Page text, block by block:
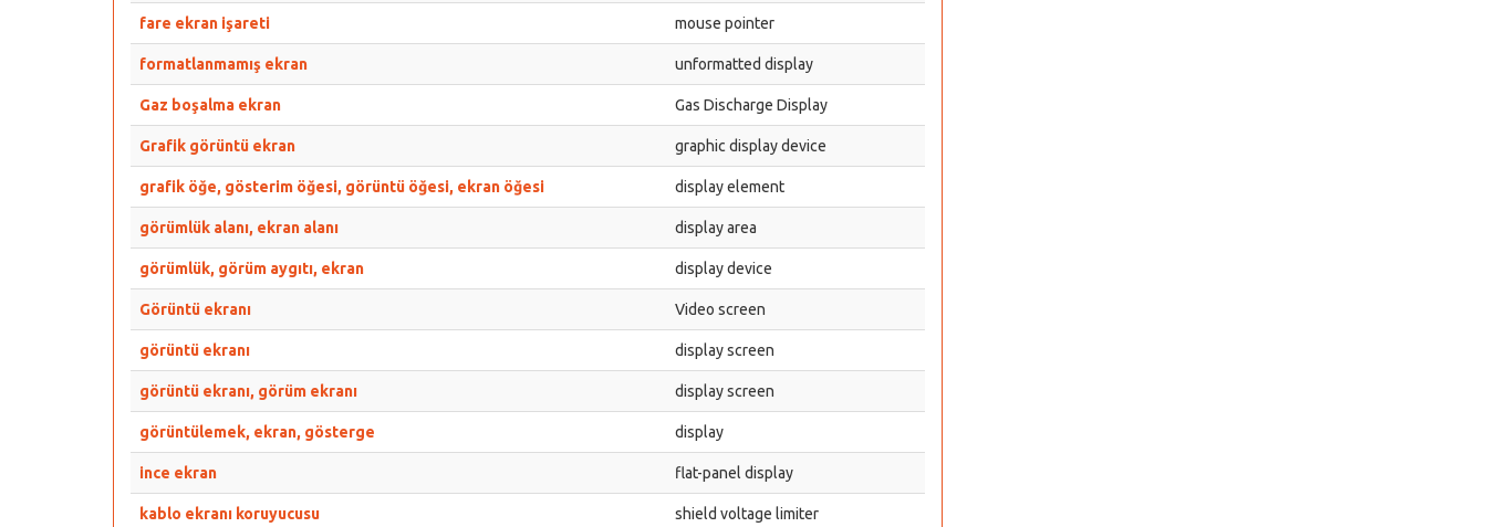
fare ekran işareti mouse pointer
formatlanmamış ekran unformatted display
Gaz boşalma ekran Gas Discharge Display
Grafik görüntü ekran graphic display device
grafik öğe, gösterim öğesi, görüntü öğesi, ekran öğesi display element
görümlük alanı, ekran alanı display area
görümlük, görüm aygıtı, ekran display device
Görüntü ekranı Video screen
görüntü ekranı display screen
görüntü ekranı, görüm ekranı display screen
görüntülemek, ekran, gösterge display
ince ekran flat-panel display
kablo ekranı koruyucusu shield voltage limiter